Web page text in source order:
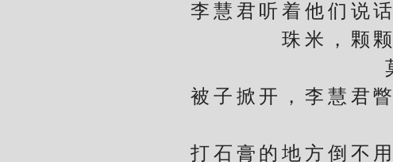
李慧君听着他们说话
珠米，颗
莫
被子掀开，李慧君瞥
打石膏的地方倒不用